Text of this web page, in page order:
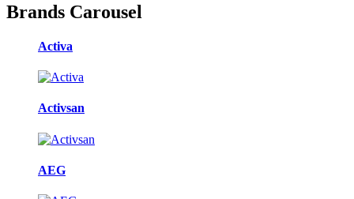
Brands Carousel
Activa
Activsan
AEG